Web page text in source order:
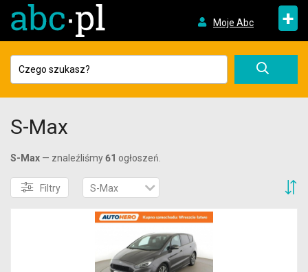
Moje Abc +
S-Max
S-Max — znaleźliśmy61 ogłoszeń.
Filtry S-Max